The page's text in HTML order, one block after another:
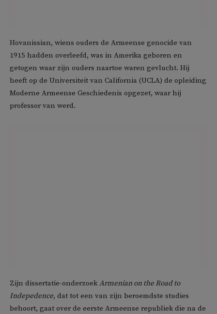
Hovanissian, wiens ouders de Armeense genocide van
1915 hadden overleefd, was in Amerika geboren en
getogen waar zijn ouders naartoe waren gevlucht. Hij
heeft op de Universiteit van California (UCLA) de opleiding
Moderne Armeense Geschiedenis opgezet, waar hij
professor van werd.
Zijn dissertatie-onderzoekArmenian on the Road to
Indepedence, dat tot een van zijn beroemdste studies
behoort, gaat over de eerste Armeense republiek die na de